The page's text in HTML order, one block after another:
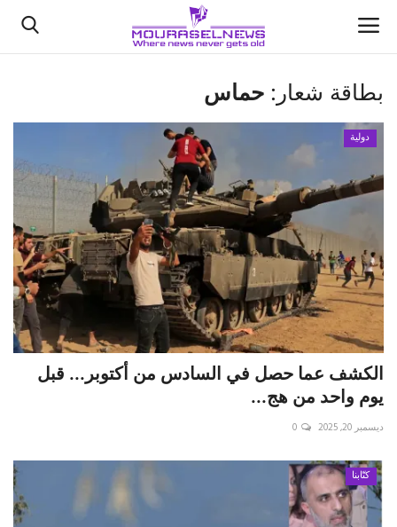
الأخبار
اقتصاد
علوم وتكنولوجيا
رياضة
فيديو
حياة
بطاقة شعار: حماس
دولية
الكشف عما حصل في السادس من أكتوبر... قبل
يوم واحد من هج...
ديسمبر 20, 2025 0
كتّابنا